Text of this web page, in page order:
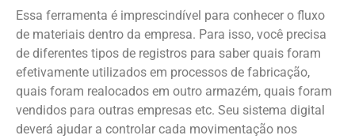
Essa ferramenta é imprescindível para conhecer o fluxo
de materiais dentro da empresa. Para isso, você precisa
de diferentes tipos de registros para saber quais foram
efetivamente utilizados em processos de fabricação,
quais foram realocados em outro armazém, quais foram
vendidos para outras empresas etc. Seu sistema digital
deverá ajudar a controlar cada movimentação nos